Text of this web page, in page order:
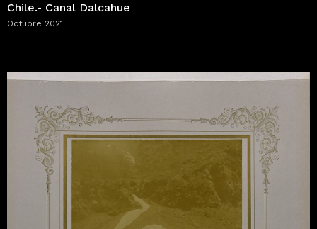
Chile.- Canal Dalcahue
Octubre 2021